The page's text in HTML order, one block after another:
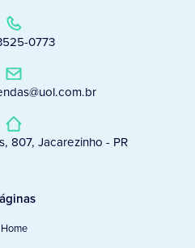
0773
807, Jacarezinho - PR
Home